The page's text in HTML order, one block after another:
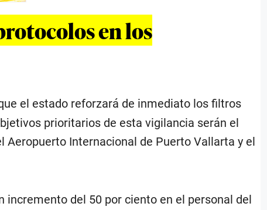
en los
el estado reforzará de inmediato los filtros
prioritarios de esta vigilancia serán el
Aeropuerto Internacional de Puerto Vallarta y el
del 50 por ciento en el personal del